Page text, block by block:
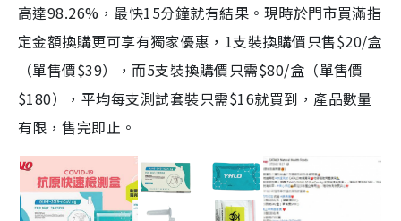
高達98.26%，最快15分鐘就有結果。現時於門市買滿指
定金額換購更可享有獨家優惠，1支裝換購價只售$20/盒
（單售價$39），而5支裝換購價只需$80/盒（單售價
$180），平均每支測試套裝只需$16就買到，產品數量
有限，售完即止。